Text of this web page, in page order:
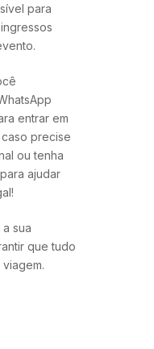
para
entrar em
precise
ou tenha
ajudar
sua
que tudo